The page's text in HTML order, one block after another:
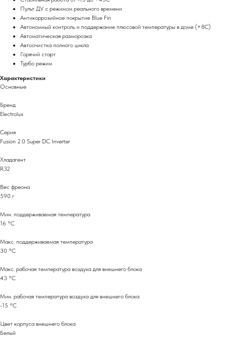
Пульт ДУ с режимом реального времени
Антикоррозийное покрытие Blue Fin
Автономный контроль и поддержание плюсовой температуры в доме (+8C)
Автоматическая разморозка
Автоочистка полного цикла
Горячий старт
Турбо режим
Характеристики
Основные
Бренд
Electrolux
Серия
Fusion 2.0 Super DC Inverter
Хладагент
R32
Вес фреона
590 г
Мин. поддерживаемая температура
16 °С
Макс. поддерживаемая температура
30 °С
Макс. рабочая температура воздуха для внешнего блока
43 °С
Мин. рабочая температура воздуха для внешнего блока
-15 °С
Цвет корпуса внешнего блока
Белый